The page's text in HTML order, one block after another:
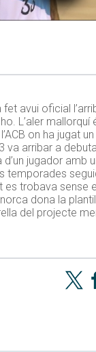
fet avui oficial
L’aler mallorquí
on ha jugat
va arribar a
jugador amb
temporades
es trobava sense
dona la
del projecte